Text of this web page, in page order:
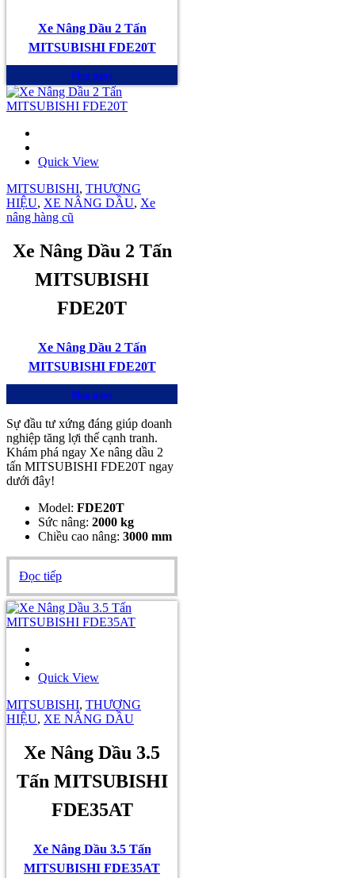
Xe Nâng Dầu 2 Tấn
MITSUBISHI FDE20T
Mua ngay
Quick View
MITSUBISHI, THƯƠNG
HIỆU, XE NÂNG DẦU, Xe
nâng hàng cũ
Xe Nâng Dầu 2 Tấn
MITSUBISHI
FDE20T
Xe Nâng Dầu 2 Tấn
MITSUBISHI FDE20T
Mua ngay
Sự đầu tư xứng đáng giúp doanh
nghiệp tăng lợi thế cạnh tranh.
Khám phá ngay Xe nâng dầu 2
tấn MITSUBISHI FDE20T ngay
dưới đây!
Model: FDE20T
Sức nâng: 2000 kg
Chiều cao nâng: 3000 mm
Đọc tiếp
Quick View
MITSUBISHI, THƯƠNG
HIỆU, XE NÂNG DẦU
Xe Nâng Dầu 3.5
Tấn MITSUBISHI
FDE35AT
Xe Nâng Dầu 3.5 Tấn
MITSUBISHI FDE35AT